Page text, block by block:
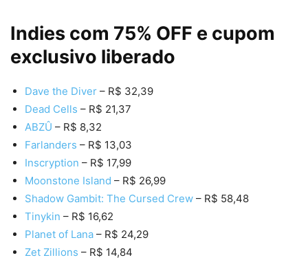
Indies com 75% OFF e cupom
exclusivo liberado
Dave the Diver – R$ 32,39
Dead Cells – R$ 21,37
ABZÛ – R$ 8,32
Farlanders – R$ 13,03
Inscryption – R$ 17,99
Moonstone Island – R$ 26,99
Shadow Gambit: The Cursed Crew – R$ 58,48
Tinykin – R$ 16,62
Planet of Lana – R$ 24,29
Zet Zillions – R$ 14,84